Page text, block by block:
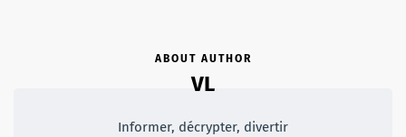
ABOUT AUTHOR
VL
Informer, décrypter, divertir